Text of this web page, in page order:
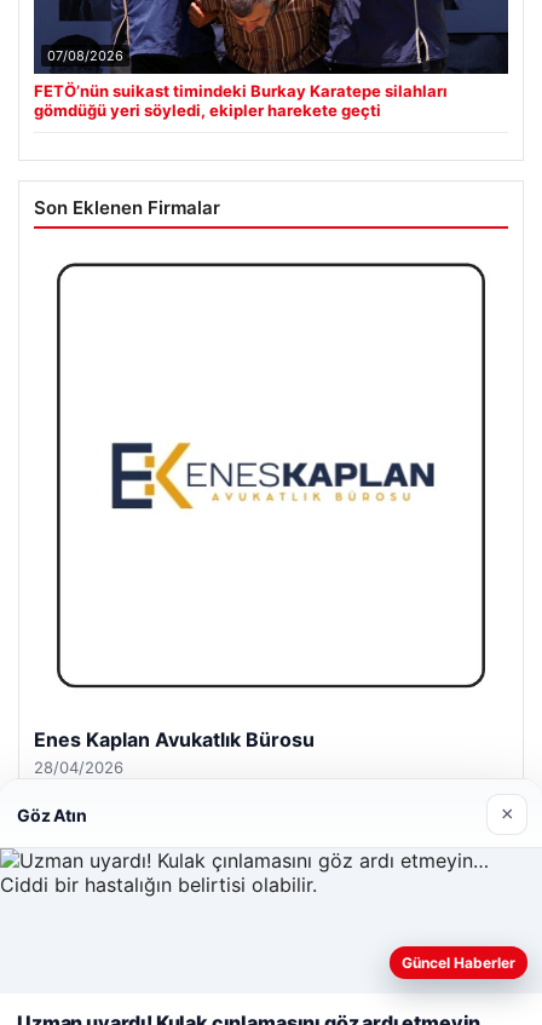
07/08/2026
FETÖ’nün suikast timindeki Burkay Karatepe silahları
gömdüğü yeri söyledi, ekipler harekete geçti
Son Eklenen Firmalar
Enes Kaplan Avukatlık Bürosu
28/04/2026
Web sitemizi nasıl kullandığınızı daha iyi anlayabilmek,
Göz Atın ×
Güncel Haberler